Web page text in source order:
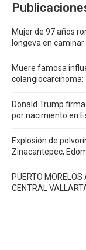
Mujer de 97 años
longeva en
Muere famosa
colangiocarcinoma:
Donald Trump
por nacimiento en
Explosión de
Zinacantepec,
PUERTO MORELOS
CENTRAL